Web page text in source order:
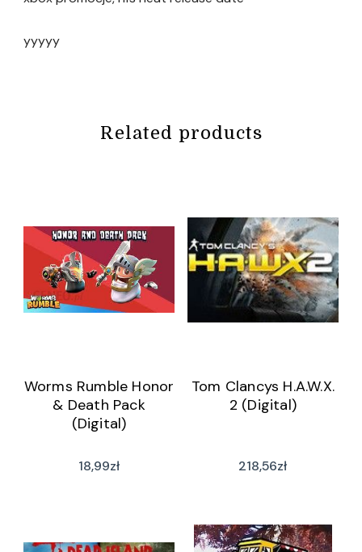
yyyyy
Related products
Worms Rumble Honor
& Death Pack
(Digital)
18,99zł
Tom Clancys H.A.W.X.
2 (Digital)
218,56zł